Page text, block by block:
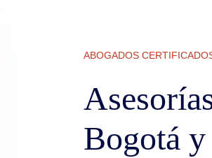
ABOGADOS
Bogotá